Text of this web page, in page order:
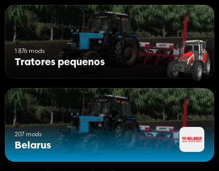
1 876 mods
Tratores pequenos
207 mods
Belarus